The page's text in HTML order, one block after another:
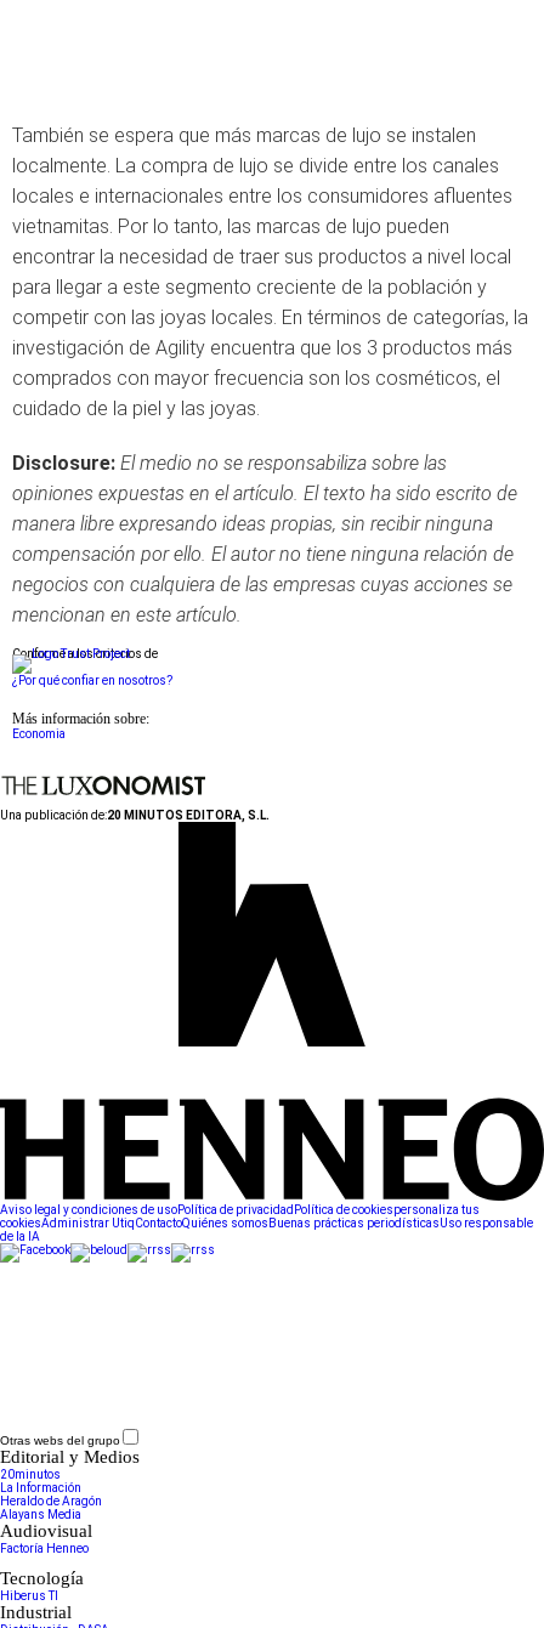
También se espera que más marcas de lujo se instalen
localmente. La compra de lujo se divide entre los canales
locales e internacionales entre los consumidores afluentes
vietnamitas. Por lo tanto, las marcas de lujo pueden
encontrar la necesidad de traer sus productos a nivel local
para llegar a este segmento creciente de la población y
competir con las joyas locales. En términos de categorías, la
investigación de Agility encuentra que los 3 productos más
comprados con mayor frecuencia son los cosméticos, el
cuidado de la piel y las joyas.
Disclosure: El medio no se responsabiliza sobre las
opiniones expuestas en el artículo. El texto ha sido escrito de
manera libre expresando ideas propias, sin recibir ninguna
compensación por ello. El autor no tiene ninguna relación de
negocios con cualquiera de las empresas cuyas acciones se
mencionan en este artículo.
Conforme a los criterios de
¿Por qué confiar en nosotros?
Más información sobre:
Economia
Una publicación de:20 MINUTOS EDITORA, S.L.
Aviso legal y condiciones de usoPolítica de privacidad Política de cookiespersonaliza tus
cookiesAdministrar UtiqContactoQuiénes somos Buenas prácticas periodísticasUso responsable
de la IA
Otras webs del grupo
Editorial y Medios
20minutos
La Información
Heraldo de Aragón
Alayans Media
Audiovisual
Factoría Henneo
Tecnología
Hiberus TI
Industrial